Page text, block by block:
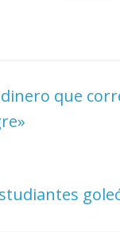
dinero que